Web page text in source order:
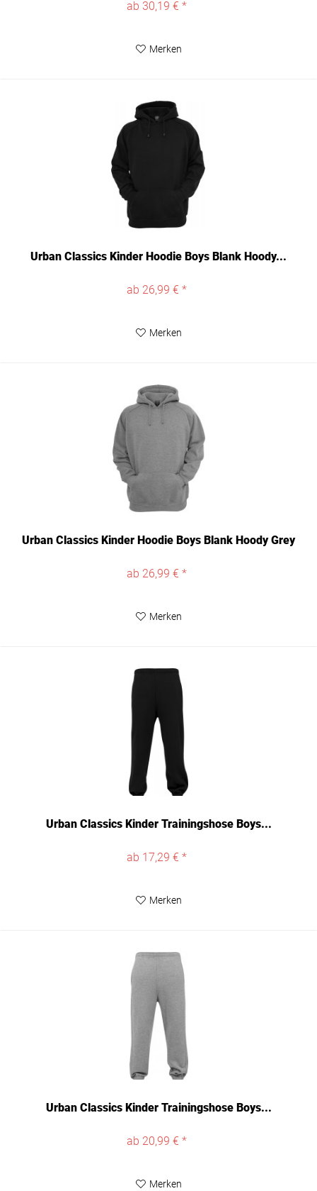
ab 30,19 € *
Merken
Urban Classics Kinder Hoodie Boys Blank Hoody...
ab 26,99 € *
Merken
Urban Classics Kinder Hoodie Boys Blank Hoody Grey
ab 26,99 € *
Merken
Urban Classics Kinder Trainingshose Boys...
ab 17,29 € *
Merken
Urban Classics Kinder Trainingshose Boys...
ab 20,99 € *
Merken